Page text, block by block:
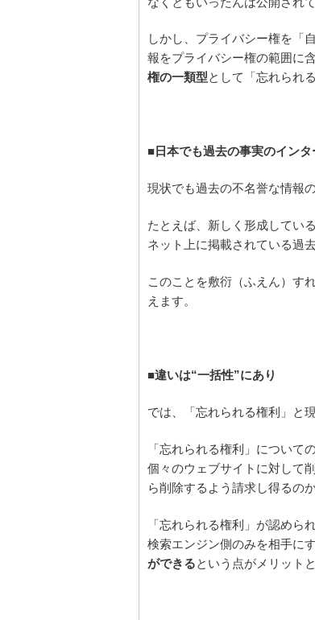
しかし、プライバシー権を「
報をプライバシー権の範囲に
権の一類型として「忘れられ
■日本でも過去の事実のイン
現状でも過去の不名誉な情報
たとえば、新しく形成してい
ネット上に掲載されている過
このことを敷衍（ふえん）す
えます。
■違いは“一括性”にあり
では、「忘れられる権利」と
「忘れられる権利」について
個々のウェブサイトに対して
ら削除するよう請求し得るの
「忘れられる権利」が認めら
検索エンジン側のみを相手に
ができるという点がメリット